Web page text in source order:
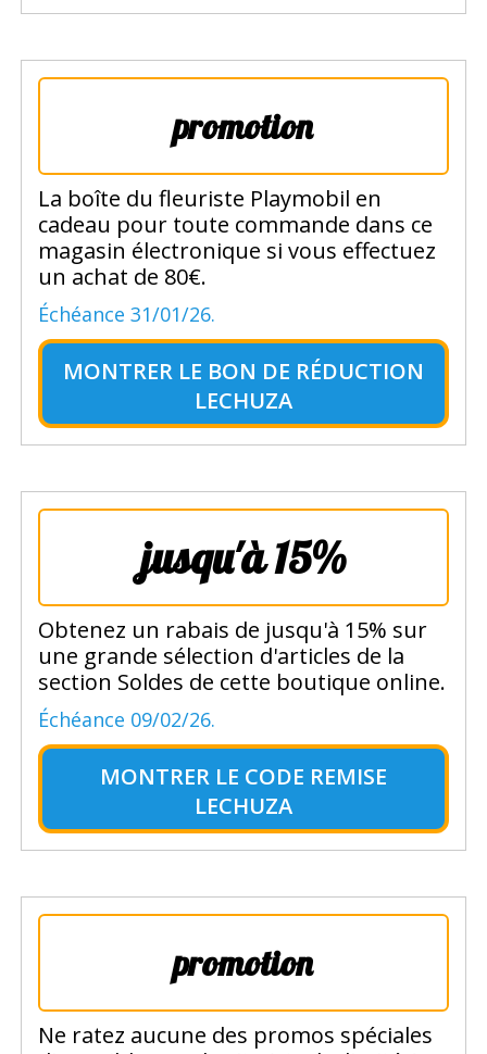
promotion
La boîte du fleuriste Playmobil en
cadeau pour toute commande dans ce
magasin électronique si vous effectuez
un achat de 80€.
Échéance 31/01/26.
MONTRER LE BON DE RÉDUCTION
LECHUZA
jusqu'à 15%
Obtenez un rabais de jusqu'à 15% sur
une grande sélection d'articles de la
section Soldes de cette boutique online.
Échéance 09/02/26.
MONTRER LE CODE REMISE
LECHUZA
promotion
Ne ratez aucune des promos spéciales